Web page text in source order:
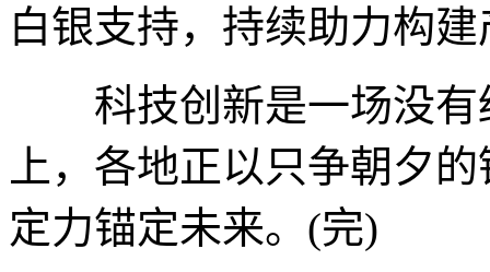
白银支持，持续助力构
科技创新是一场没有
上，各地正以只争朝夕
定力锚定未来。(完)